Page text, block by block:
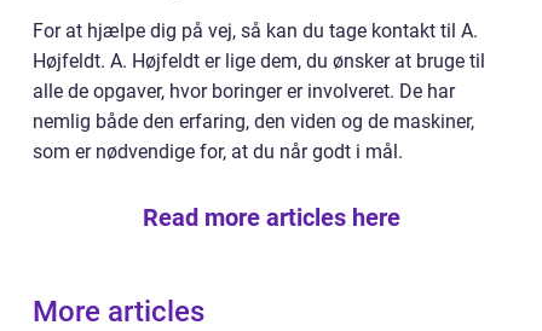
For at hjælpe dig på vej, så kan du tage kontakt til A.
Højfeldt. A. Højfeldt er lige dem, du ønsker at bruge til
alle de opgaver, hvor boringer er involveret. De har
nemlig både den erfaring, den viden og de maskiner,
som er nødvendige for, at du når godt i mål.
Read more articles here
More articles